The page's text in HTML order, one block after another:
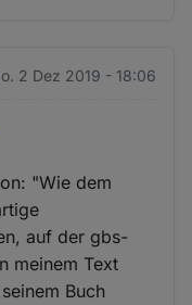
2 Dez 2019 - 18:06
"Wie dem
auf der gbs-
meinem Text
Buch